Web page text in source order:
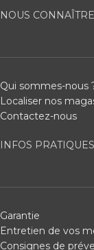
NOUS CONNAÎTRE
Qui sommes-nous
Localiser nos
Contactez-nous
INFOS PRATIQUES
Garantie
Entretien de vos
Consignes de